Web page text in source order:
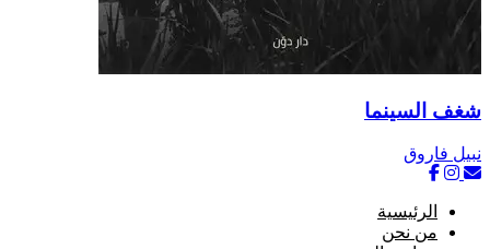
شغف السينما
نبيل فاروق
الرئيسية
من نحن